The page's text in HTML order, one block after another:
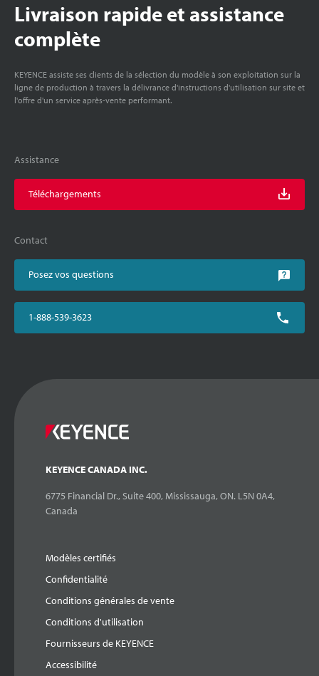
Livraison rapide et assistance
complète
KEYENCE assiste ses clients de la sélection du modèle à son exploitation sur la
ligne de production à travers la délivrance d'instructions d'utilisation sur site et
l'offre d'un service après-vente performant.
Assistance
Téléchargements
Contact
Posez vos questions
1-888-539-3623
KEYENCE CANADA INC.
6775 Financial Dr., Suite 400, Mississauga, ON. L5N 0A4,
Canada
Modèles certifiés
Confidentialité
Conditions générales de vente
Conditions d'utilisation
Fournisseurs de KEYENCE
Accessibilité